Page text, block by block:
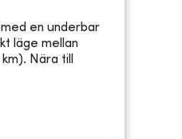
en underbar
läge mellan
Nära till